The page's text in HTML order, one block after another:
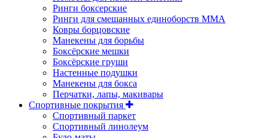
Ринги боксерские
Ринги для смешанных единоборств ММА
Ковры борцовские
Манекены для борьбы
Боксёрские мешки
Боксёрские груши
Настенные подушки
Манекены для бокса
Перчатки, лапы, макивары
Спортивные покрытия
Спортивный паркет
Спортивный линолеум